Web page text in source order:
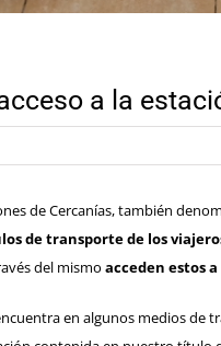
a la
de Cercanías, también
de transporte de los
del mismo acceden estos
en algunos medios de